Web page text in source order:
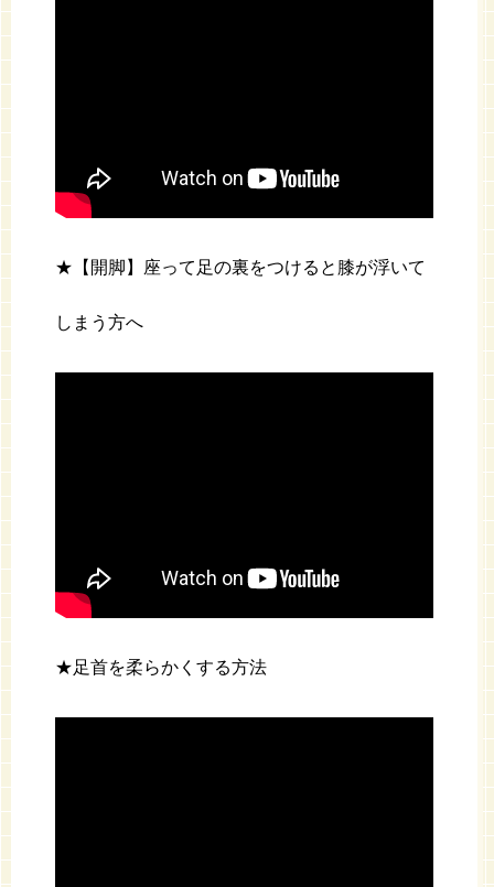
★【開脚】座って足の裏をつけると膝が浮いて
しまう方へ
★足首を柔らかくする方法